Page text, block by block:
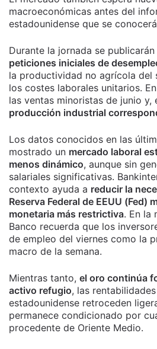
macroeconómicas antes del
estadounidense que se
Durante la jornada se
peticiones iniciales de
la productividad no agrícola del
los costes laborales unitarios. En
las ventas minoristas de junio y,
producción industrial
Los datos conocidos en las
mostrado un mercado laboral
menos dinámico, aunque sin
salariales significativas.
contexto ayuda a reducir la
Reserva Federal de EEUU (Fed)
monetaria más restrictiva. En la
Banco recuerda que los
de empleo del viernes como la
macro de la semana.
Mientras tanto, el oro continúa
activo refugio, las
estadounidense retroceden
permanece condicionado por
procedente de Oriente Medio.